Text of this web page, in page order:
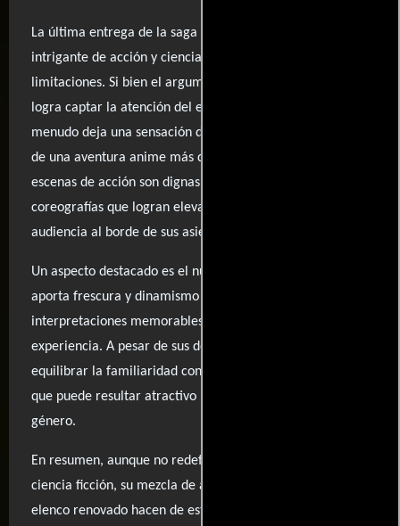
La última entrega de la saga se presenta como un cóctel
intrigante de acción y ciencia ficción, aunque no sin sus
limitaciones. Si bien el argumento resulta atractivo y
logra captar la atención del espectador, la ejecución a
menudo deja una sensación de déjà vu, como si se tratara
de una aventura anime más del montón. Sin embargo, las
escenas de acción son dignas de mención, con
coreografías que logran elevar la tensión y mantener a la
audiencia al borde de sus asientos.
Un aspecto destacado es el nuevo reparto de doblaje, que
aporta frescura y dinamismo a los personajes, ofreciendo
interpretaciones memorables que enriquecen la
experiencia. A pesar de sus defectos, esta entrega logra
equilibrar la familiaridad con elementos novedosos, lo
que puede resultar atractivo para los aficionados al
género.
En resumen, aunque no redefine el panorama de la
ciencia ficción, su mezcla de acción emocionante y un
elenco renovado hacen de esta película una opción